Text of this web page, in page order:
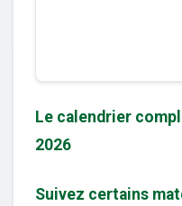
Le calendrier
2026
Suivez certains